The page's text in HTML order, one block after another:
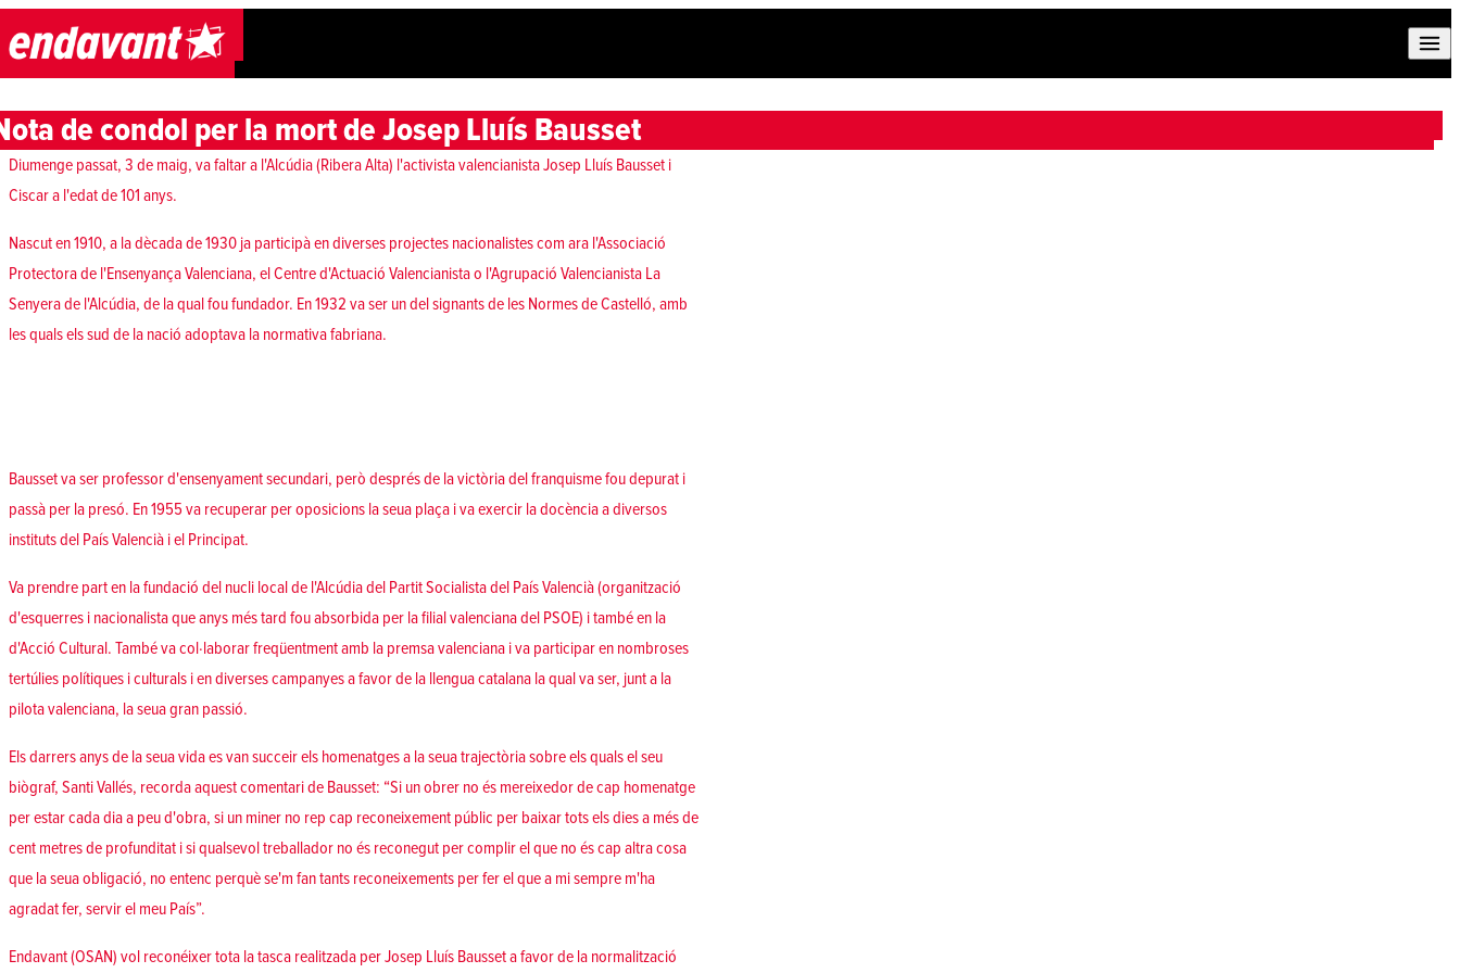
Skip to content
de condol per la mort de Josep Lluís Bausset
Diumenge passat, 3 de maig, va faltar a l'Alcúdia (Ribera Alta) l'activista valencianista Josep Lluís Bausset i
Ciscar a l'edat de 101 anys.
Nascut en 1910, a la dècada de 1930 ja participà en diverses projectes nacionalistes com ara l'Associació
Protectora de l'Ensenyança Valenciana, el Centre d'Actuació Valencianista o l'Agrupació Valencianista La
Senyera de l'Alcúdia, de la qual fou fundador. En 1932 va ser un del signants de les Normes de Castelló, amb
les quals els sud de la nació adoptava la normativa fabriana.
Bausset va ser professor d'ensenyament secundari, però després de la victòria del franquisme fou depurat i
passà per la presó. En 1955 va recuperar per oposicions la seua plaça i va exercir la docència a diversos
instituts del País Valencià i el Principat.
Va prendre part en la fundació del nucli local de l'Alcúdia del Partit Socialista del País Valencià (organització
d'esquerres i nacionalista que anys més tard fou absorbida per la filial valenciana del PSOE) i també en la
d'Acció Cultural. També va col·laborar freqüentment amb la premsa valenciana i va participar en nombroses
tertúlies polítiques i culturals i en diverses campanyes a favor de la llengua catalana la qual va ser, junt a la
pilota valenciana, la seua gran passió.
Els darrers anys de la seua vida es van succeir els homenatges a la seua trajectòria sobre els quals el seu
biògraf, Santi Vallés, recorda aquest comentari de Bausset: “Si un obrer no és mereixedor de cap homenatge
per estar cada dia a peu d'obra, si un miner no rep cap reconeixement públic per baixar tots els dies a més de
cent metres de profunditat i si qualsevol treballador no és reconegut per complir el que no és cap altra cosa
que la seua obligació, no entenc perquè se'm fan tants reconeixements per fer el que a mi sempre m'ha
agradat fer, servir el meu País”.
Endavant (OSAN) vol reconéixer tota la tasca realitzada per Josep Lluís Bausset a favor de la normalització